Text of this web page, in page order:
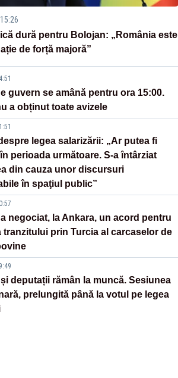
dură pentru Bolojan: „România este
de forță majoră”
guvern se amână pentru ora 15:00.
a obținut toate avizele
legea salarizării: „Ar putea fi
perioada următoare. S-a întârziat
din cauza unor discursuri
în spaţiul public”
negociat, la Ankara, un acord pentru
tranzitului prin Turcia al carcaselor de
deputații rămân la muncă. Sesiunea
prelungită până la votul pe legea